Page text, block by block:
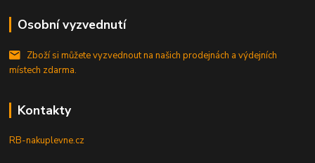
Osobní vyzvednutí
Zboží si můžete vyzvednout na našich prodejnách a výdejních
místech zdarma.
Kontakty
RB-nakuplevne.cz